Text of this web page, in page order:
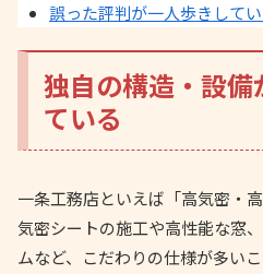
誤った評判が一人歩きして
独自の構造・設
ている
一条工務店といえば「高気密・
気密シートの施工や高性能な窓
ムなど、こだわりの仕様が多い